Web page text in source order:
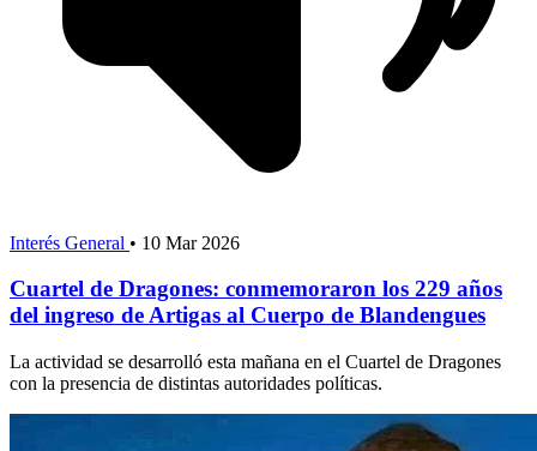
Interés General • 10 Mar 2026
Cuartel de Dragones: conmemoraron los 229 años
del ingreso de Artigas al Cuerpo de Blandengues
La actividad se desarrolló esta mañana en el Cuartel de Dragones
con la presencia de distintas autoridades políticas.